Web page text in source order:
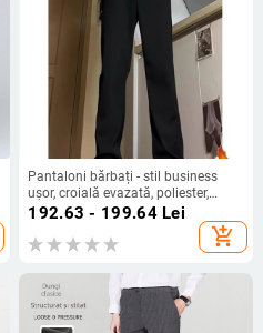
Pantaloni bărbați - stil business
ușor, croială evazată, poliester,
elasticitate ușoară, lungime lungă
192.63 - 199.64Lei
add_shopping_cart